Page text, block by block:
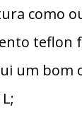
como
teflon
um bom